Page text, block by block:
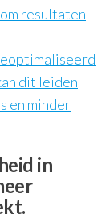
resultaten
dit leiden
en minder
in